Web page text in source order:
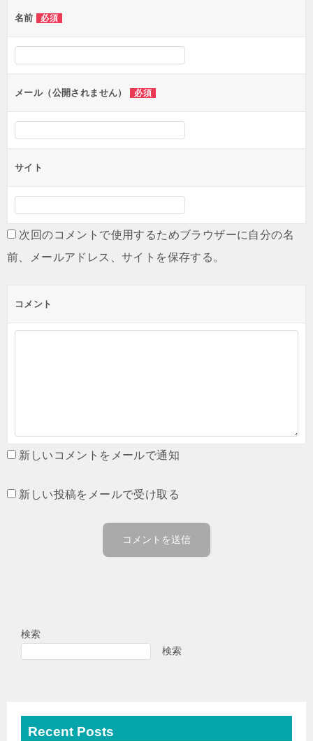
名前 必須
メール（公開されません） 必須
サイト
次回のコメントで使用するためブラウザーに自分の名
前、メールアドレス、サイトを保存する。
コメント
新しいコメントをメールで通知
新しい投稿をメールで受け取る
検索
検索
Recent Posts